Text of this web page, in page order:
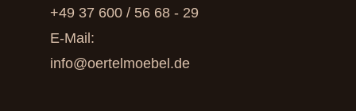
+49 37 600 / 56 68 - 29
E-Mail:
info@oertelmoebel.de